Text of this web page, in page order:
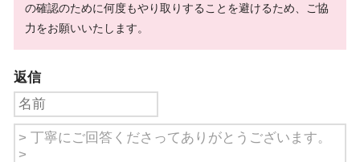
の確認のために何度もやり取りすることを避けるため、ご協
力をお願いいたします。
返信